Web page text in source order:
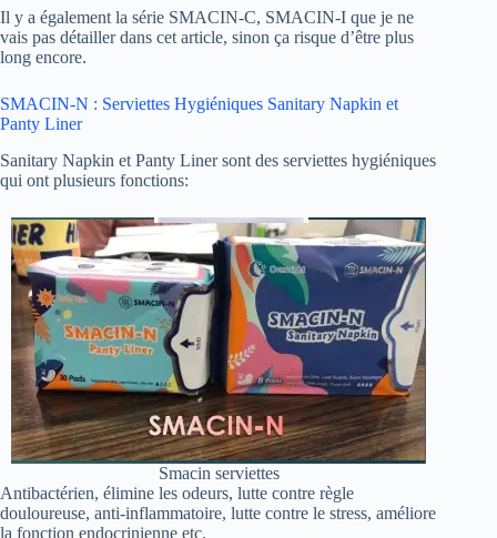
Il y a également la série SMACIN-C, SMACIN-I que je ne
vais pas détailler dans cet article, sinon ça risque d’être plus
long encore.
SMACIN-N : Serviettes Hygiéniques Sanitary Napkin et
Panty Liner
Sanitary Napkin et Panty Liner sont des serviettes hygiéniques
qui ont plusieurs fonctions:
Smacin serviettes
Antibactérien, élimine les odeurs, lutte contre règle
douloureuse, anti-inflammatoire, lutte contre le stress, améliore
la fonction endocrinienne etc.